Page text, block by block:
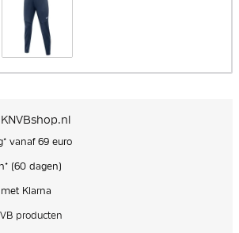
vanaf 69 euro
(60 dagen)
Klarna
producten